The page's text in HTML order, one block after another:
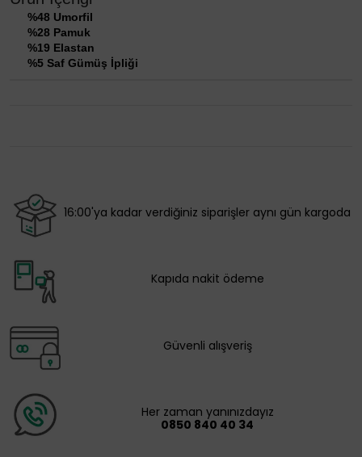
%48 Umorfil
%28 Pamuk
%19 Elastan
%5 Saf Gümüş İpliği
16:00'ya kadar verdiğiniz siparişler aynı gün kargoda
Kapıda nakit ödeme
Güvenli alışveriş
Her zaman yanınızdayız
0850 840 40 34